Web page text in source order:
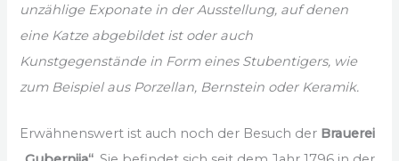
unzählige Exponate in der Ausstellung, auf denen
eine Katze abgebildet ist oder auch
Kunstgegenstände in Form eines Stubentigers, wie
zum Beispiel aus Porzellan, Bernstein oder Keramik.
Erwähnenswert ist auch noch der Besuch der Brauerei